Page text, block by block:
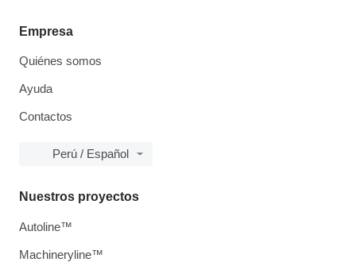
Empresa
Quiénes somos
Ayuda
Contactos
Perú / Español
Nuestros proyectos
Autoline™
Machineryline™